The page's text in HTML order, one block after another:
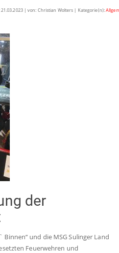
| von: Christian Wolters | Kategorie(n):
der
und die MSG Sulinger Land
Feuerwehren und